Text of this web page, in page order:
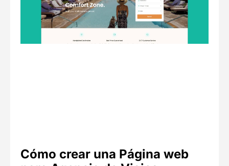
Cómo crear una Página web